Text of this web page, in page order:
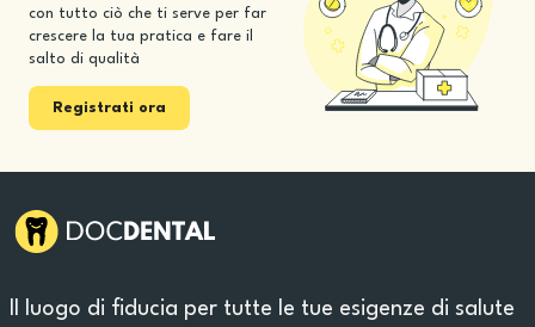
con tutto ciò che ti serve per far
crescere la tua pratica e fare il
salto di qualità
Registrati ora
Il luogo di fiducia per tutte le tue esigenze di salute